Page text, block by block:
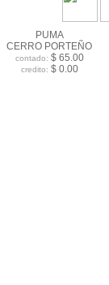
PUMA
CERRO PORTEÑO
contado: $ 65.00
credito: $ 0.00